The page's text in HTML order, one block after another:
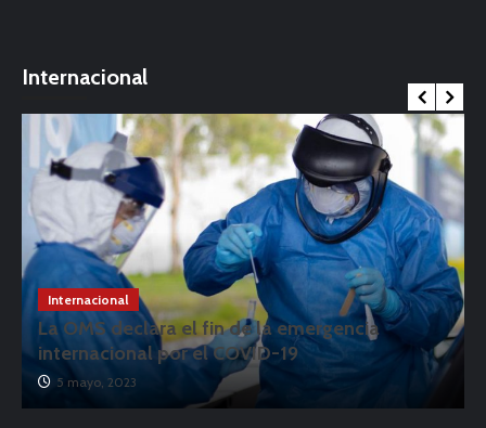
Internacional
Internacional
La OMS declara el fin de la emergencia
internacional por el COVID-19
5 mayo, 2023